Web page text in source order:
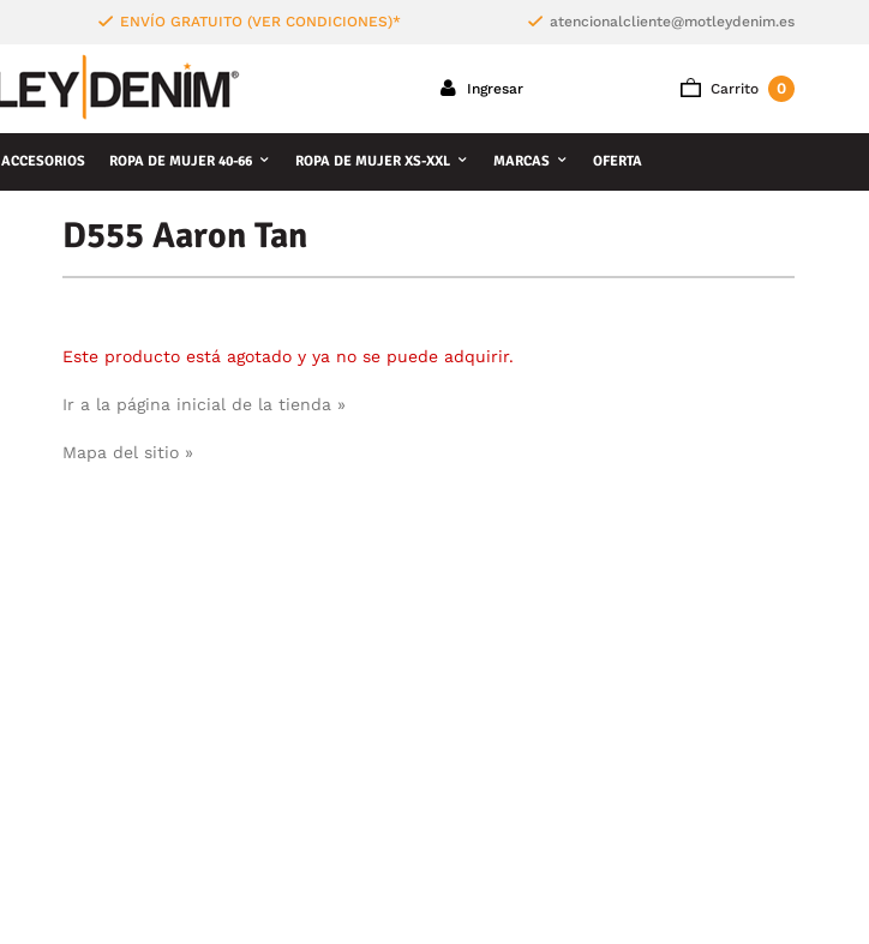
ENVÍO GRATUITO (VER CONDICIONES)* atencionalcliente@motleydenim.es
Carrito 0
Ingresar
ACCESORIOS ROPA DE MUJER 40-66 ROPA DE MUJER XS-XXL MARCAS OFERTA
D555 Aaron Tan
Este producto está agotado y ya no se puede adquirir.
Ir a la página inicial de la tienda »
Mapa del sitio »